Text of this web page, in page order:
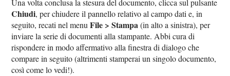
Una volta conclusa la stesura del documento, clicca sul pulsante
Chiudi, per chiudere il pannello relativo al campo dati e, in
seguito, recati nel menuFile > Stampa(in alto a sinistra), per
inviare la serie di documenti alla stampante. Abbi cura di
rispondere in modo affermativo alla finestra di dialogo che
compare in seguito (altrimenti stamperai un singolo documento,
così come lo vedi!).